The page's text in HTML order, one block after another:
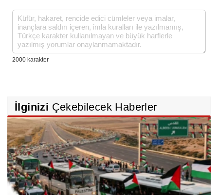
İlginizi Çekebilecek Haberler